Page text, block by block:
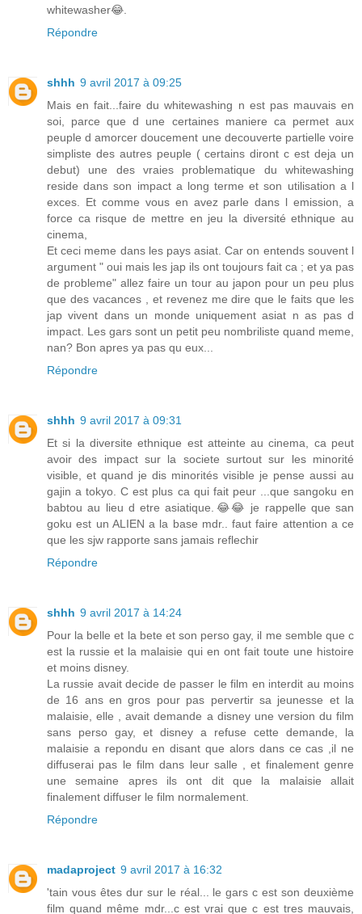
whitewasher😂.
Répondre
shhh 9 avril 2017 à 09:25
Mais en fait...faire du whitewashing n est pas mauvais en
soi, parce que d une certaines maniere ca permet aux
peuple d amorcer doucement une decouverte partielle voire
simpliste des autres peuple ( certains diront c est deja un
debut) une des vraies problematique du whitewashing
reside dans son impact a long terme et son utilisation a l
exces. Et comme vous en avez parle dans l emission, a
force ca risque de mettre en jeu la diversité ethnique au
cinema,
Et ceci meme dans les pays asiat. Car on entends souvent l
argument " oui mais les jap ils ont toujours fait ca ; et ya pas
de probleme" allez faire un tour au japon pour un peu plus
que des vacances , et revenez me dire que le faits que les
jap vivent dans un monde uniquement asiat n as pas d
impact. Les gars sont un petit peu nombriliste quand meme,
nan? Bon apres ya pas qu eux...
Répondre
shhh 9 avril 2017 à 09:31
Et si la diversite ethnique est atteinte au cinema, ca peut
avoir des impact sur la societe surtout sur les minorité
visible, et quand je dis minorités visible je pense aussi au
gajin a tokyo. C est plus ca qui fait peur ...que sangoku en
babtou au lieu d etre asiatique.😂😂 je rappelle que san
goku est un ALIEN a la base mdr.. faut faire attention a ce
que les sjw rapporte sans jamais reflechir
Répondre
shhh 9 avril 2017 à 14:24
Pour la belle et la bete et son perso gay, il me semble que c
est la russie et la malaisie qui en ont fait toute une histoire
et moins disney.
La russie avait decide de passer le film en interdit au moins
de 16 ans en gros pour pas pervertir sa jeunesse et la
malaisie, elle , avait demande a disney une version du film
sans perso gay, et disney a refuse cette demande, la
malaisie a repondu en disant que alors dans ce cas ,il ne
diffuserai pas le film dans leur salle , et finalement genre
une semaine apres ils ont dit que la malaisie allait
finalement diffuser le film normalement.
Répondre
madaproject 9 avril 2017 à 16:32
'tain vous êtes dur sur le réal... le gars c est son deuxième
film quand même mdr...c est vrai que c est tres mauvais,